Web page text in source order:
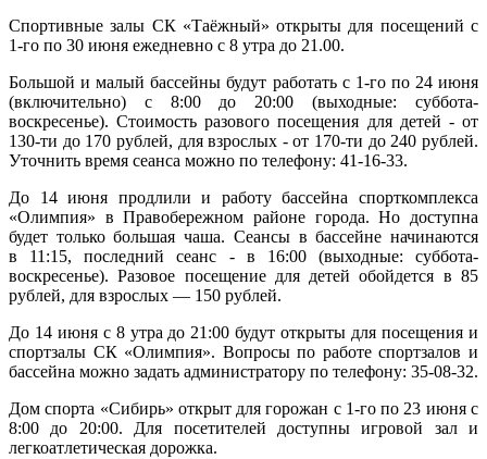
Спортивные залы СК «Таёжный» открыты для посещений с
1-го по 30 июня ежедневно с 8 утра до 21.00.
Большой и малый бассейны будут работать с 1-го по 24 июня
(включительно) с 8:00 до 20:00 (выходные: суббота-
воскресенье). Стоимость разового посещения для детей - от
130-ти до 170 рублей, для взрослых - от 170-ти до 240 рублей.
Уточнить время сеанса можно по телефону: 41-16-33.
До 14 июня продлили и работу бассейна спорткомплекса
«Олимпия» в Правобережном районе города. Но доступна
будет только большая чаша. Сеансы в бассейне начинаются
в 11:15, последний сеанс - в 16:00 (выходные: суббота-
воскресенье). Разовое посещение для детей обойдется в 85
рублей, для взрослых — 150 рублей.
До 14 июня с 8 утра до 21:00 будут открыты для посещения и
спортзалы СК «Олимпия». Вопросы по работе спортзалов и
бассейна можно задать администратору по телефону: 35-08-32.
Дом спорта «Сибирь» открыт для горожан с 1-го по 23 июня с
8:00 до 20:00. Для посетителей доступны игровой зал и
легкоатлетическая дорожка.